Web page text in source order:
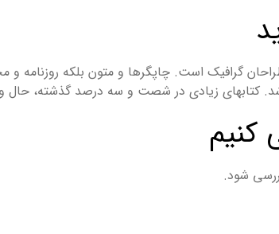
گرافیک است. چاپگرها و متون بلکه روزنامه
باشد. کتابهای زیادی در شصت و سه درصد گذشته،
کنیم
شود.